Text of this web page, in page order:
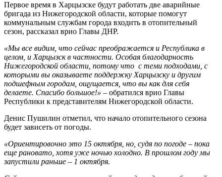
Первое время в Харцызске будут работать две аварийные
бригада из Нижегородской области, которые помогут
коммунальным службам города входить в отопительный
сезон, рассказал врио Главы ДНР.
«Мы все видим, что сейчас преображается и Республика в
целом, и Харцызск в частности. Особая благодарность
Нижегородской области, потому что с теми подходами, с
которыми вы оказываете поддержку Харцызску и другим
подшефным городам, ощущается, что вы как для себя
делаете. Спасибо большое!» – обратился врио Главы
Республики к представителям Нижегородской области.
Денис Пушилин отметил, что начало отопительного сезона
будет зависеть от погоды.
«Ориентировочно это 15 октября, но, судя по погоде – пока
еще рановато, хотя уже ночью холодно. В прошлом году мы
запустили раньше – 1 октября.